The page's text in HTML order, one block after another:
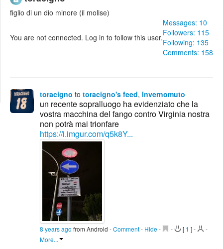
Best
of
Edit
Search
figlio di un dio minore (il molise)
Messages: 10
Followers: 115
Following: 135
Comments: 158
You are not connected. Log in to follow this user.
toracigno to toracigno's feed, Invernomuto
un recente sopralluogo ha evidenziato che la
vostra macchina del fango contro Virginia nostra
non potrà mai trionfare
https://i.imgur.com/q5k8Y...
8 years ago from Android -Comment- Hide - - [ 1 ]-
-
More...